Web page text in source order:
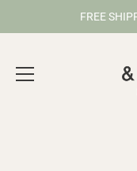
FREE